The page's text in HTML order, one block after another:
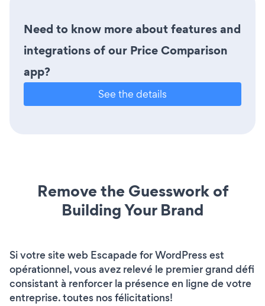
Need to know more about features and
integrations of our Price Comparison
app?
See the details
Remove the Guesswork of
Building Your Brand
Si votre site web Escapade for WordPress est
opérationnel, vous avez relevé le premier grand défi
consistant à renforcer la présence en ligne de votre
entreprise. toutes nos félicitations!